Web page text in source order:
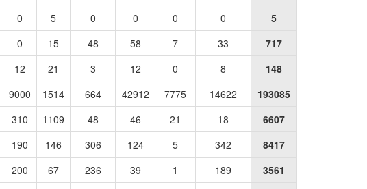
0 5 0 0 0 0
5
0 15 48 58 7 33
717
12 21 3 12 0 8
148
9000 1514 664 42912 7775 14622
193085
310 1109 48 46 21 18
6607
190 146 306 124 5 342
8417
200 67 236 39 1 189
3561